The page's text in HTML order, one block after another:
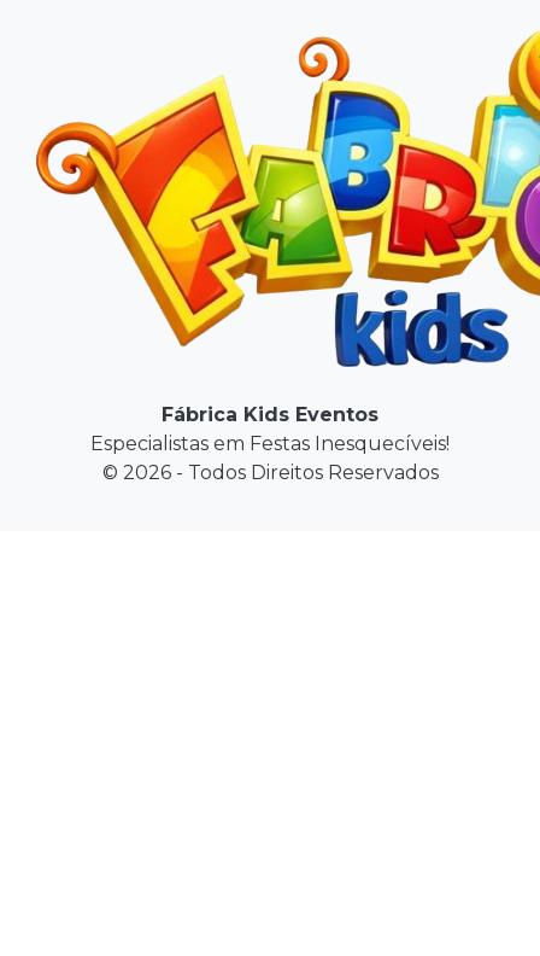
Fábrica Kids Eventos
Especialistas em Festas Inesquecíveis!
© 2026 - Todos Direitos Reservados